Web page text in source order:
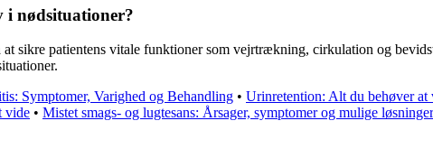
i nødsituationer?
sikre patientens vitale funktioner som vejrtrækning, cirkulation og
Symptomer, Varighed og Behandling • Urinretention: Alt du behøver at
vide • Mistet smags- og lugtesans: Årsager, symptomer og mulige løsninger